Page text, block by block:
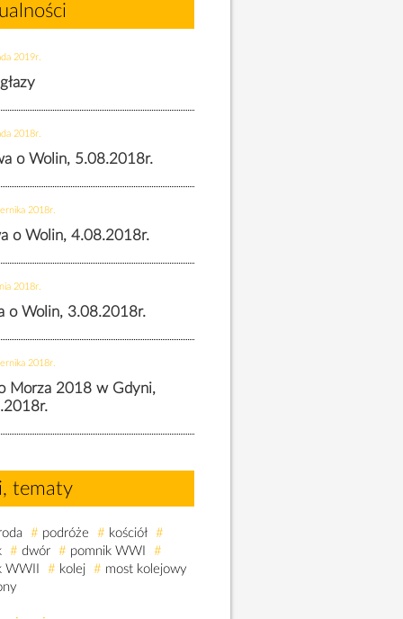
2019r.
2018r.
o Wolin, 5.08.2018r.
2018r.
o Wolin, 4.08.2018r.
2018r.
o Wolin, 3.08.2018r.
2018r.
Morza 2018 w Gdyni,
tematy
# podróże # kościół #
# dwór # pomnik WWI
#
WWII
# kolej # most kolejowy